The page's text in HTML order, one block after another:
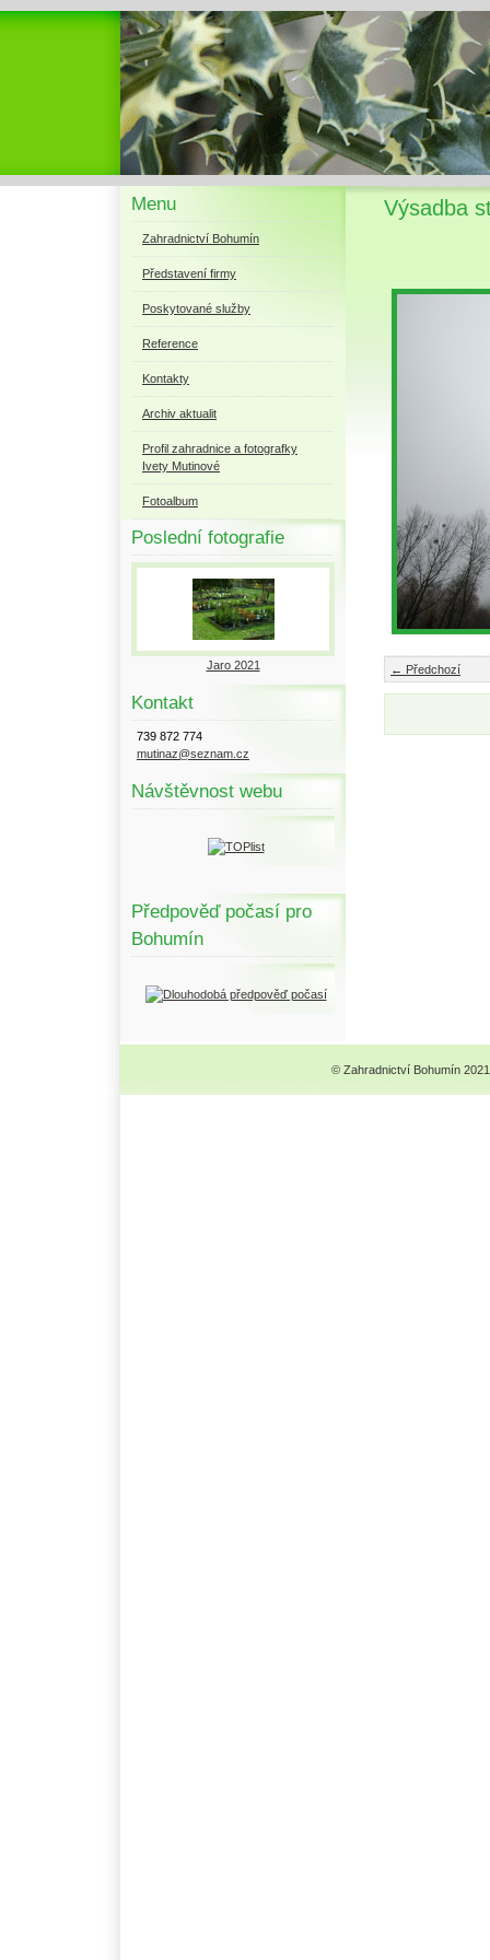
Menu
Zahradnictví Bohumín
Představení firmy
Poskytované služby
Reference
Kontakty
Archiv aktualit
Profil zahradnice a fotografky
Ivety Mutinové
Fotoalbum
Poslední fotografie
Jaro 2021
Kontakt
739 872 774
mutinaz@seznam.cz
Návštěvnost webu
Předpověď počasí pro
Bohumín
Výsadba
← Předchozí
© Zahradnictví Bohumín